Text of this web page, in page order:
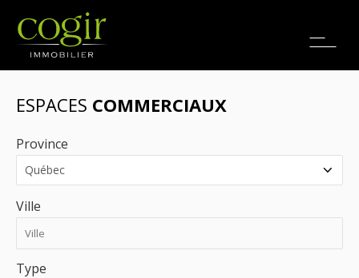
Emplois
ESPACES COMMERCIAUX
Province
Ville
Type